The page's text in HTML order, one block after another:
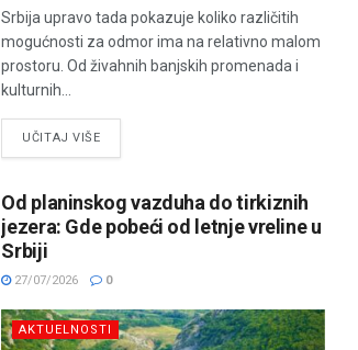
Srbija upravo tada pokazuje koliko različitih
mogućnosti za odmor ima na relativno malom
prostoru. Od živahnih banjskih promenada i
kulturnih...
UČITAJ VIŠE
Od planinskog vazduha do tirkiznih
jezera: Gde pobeći od letnje vreline u
Srbiji
27/07/2026 0
AKTUELNOSTI